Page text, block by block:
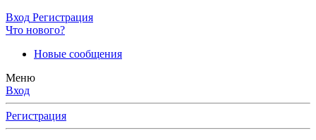
Вход Регистрация
Что нового?
Новые сообщения
Меню
Вход
Регистрация